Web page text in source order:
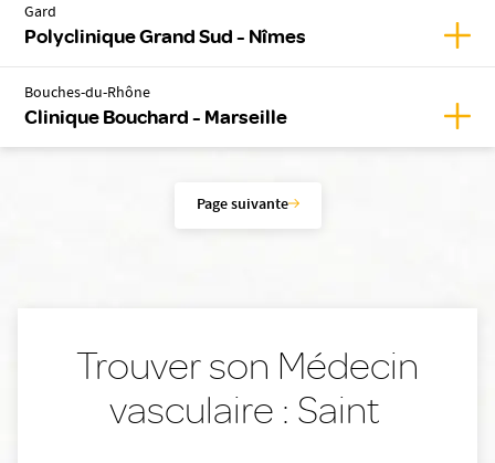
Gard
Polyclinique Grand Sud - Nîmes
Bouches-du-Rhône
Clinique Bouchard - Marseille
Page suivante
Trouver son Médecin
vasculaire : Saint